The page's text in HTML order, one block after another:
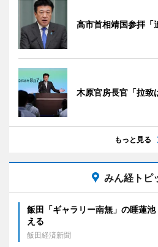
高市首相靖国参拝「
木原官房長官「拉致
もっと見る
みん経トピ
飯田「ギャラリー南無」の睡蓮
える
飯田経済新聞